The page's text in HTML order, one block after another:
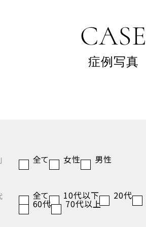
CASE
症例写真
全て 女性 男性
全て 10代以下 20代
60代 70代以上